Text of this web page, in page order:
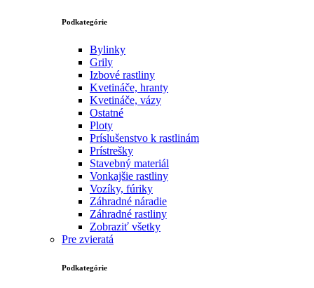
Podkategórie
Bylinky
Grily
Izbové rastliny
Kvetináče, hranty
Kvetináče, vázy
Ostatné
Ploty
Príslušenstvo k rastlinám
Prístrešky
Stavebný materiál
Vonkajšie rastliny
Vozíky, fúriky
Záhradné náradie
Záhradné rastliny
Zobraziť všetky
Pre zvieratá
Podkategórie